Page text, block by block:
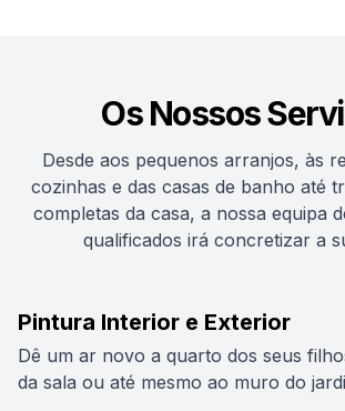
Os Nossos
Desde aos pequenos arranjos, às
cozinhas e das casas de banho até
completas da casa, a nossa equipa
qualificados irá concretizar a
Pintura Interior e Exterior
Dê um ar novo a quarto dos seus
da sala ou até mesmo ao muro do